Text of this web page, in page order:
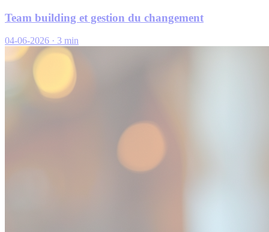
Team building et gestion du changement
04-06-2026 · 3 min